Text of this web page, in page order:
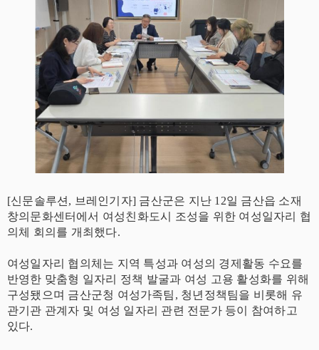
[신문솔루션, 브레인기자] 금산군은 지난 12일 금산읍 소재
창의문화센터에서 여성친화도시 조성을 위한 여성일자리 협
의체 회의를 개최했다.
여성일자리 협의체는 지역 특성과 여성의 경제활동 수요를
반영한 맞춤형 일자리 정책 발굴과 여성 고용 활성화를 위해
구성됐으며 금산군청 여성가족팀, 청년정책팀을 비롯해 유
관기관 관계자 및 여성 일자리 관련 전문가 등이 참여하고
있다.